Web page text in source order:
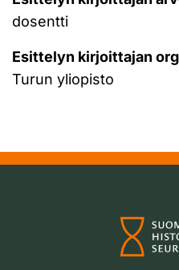
dosentti
Esittelyn kirjoittajan
Turun yliopisto